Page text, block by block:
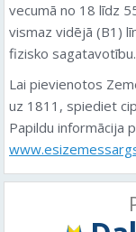
vecumā no 18 līdz
vismaz vidējā (B1)
fizisko sagatavotību.
Lai pievienotos
uz 1811, spiediet
Papildu informācija